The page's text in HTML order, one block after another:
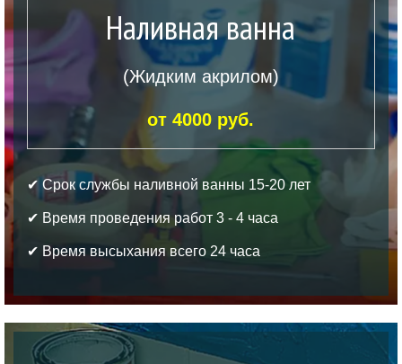
Наливная ванна
(Жидким акрилом)
от 4000 руб.
✔ Срок службы наливной ванны 15-20 лет
✔ Время проведения работ 3 - 4 часа
✔ Время высыхания всего 24 часа